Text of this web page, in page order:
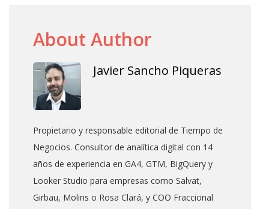
About Author
Javier Sancho Piqueras
Propietario y responsable editorial de Tiempo de
Negocios. Consultor de analítica digital con 14
años de experiencia en GA4, GTM, BigQuery y
Looker Studio para empresas como Salvat,
Girbau, Molins o Rosa Clará, y COO Fraccional